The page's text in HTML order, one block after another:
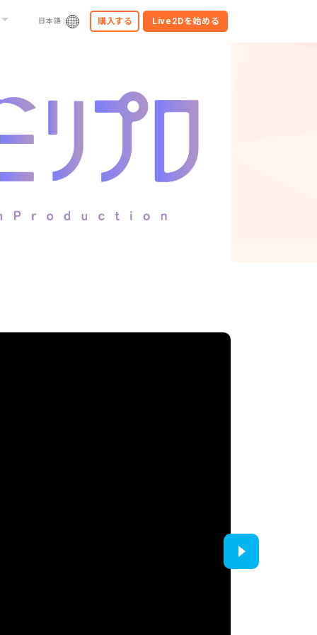
日本語 購入する Live2Dを始める